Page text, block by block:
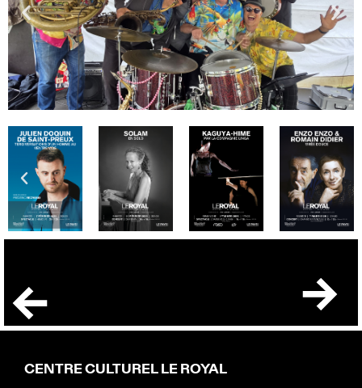
CENTRE CULTUREL LE ROYAL